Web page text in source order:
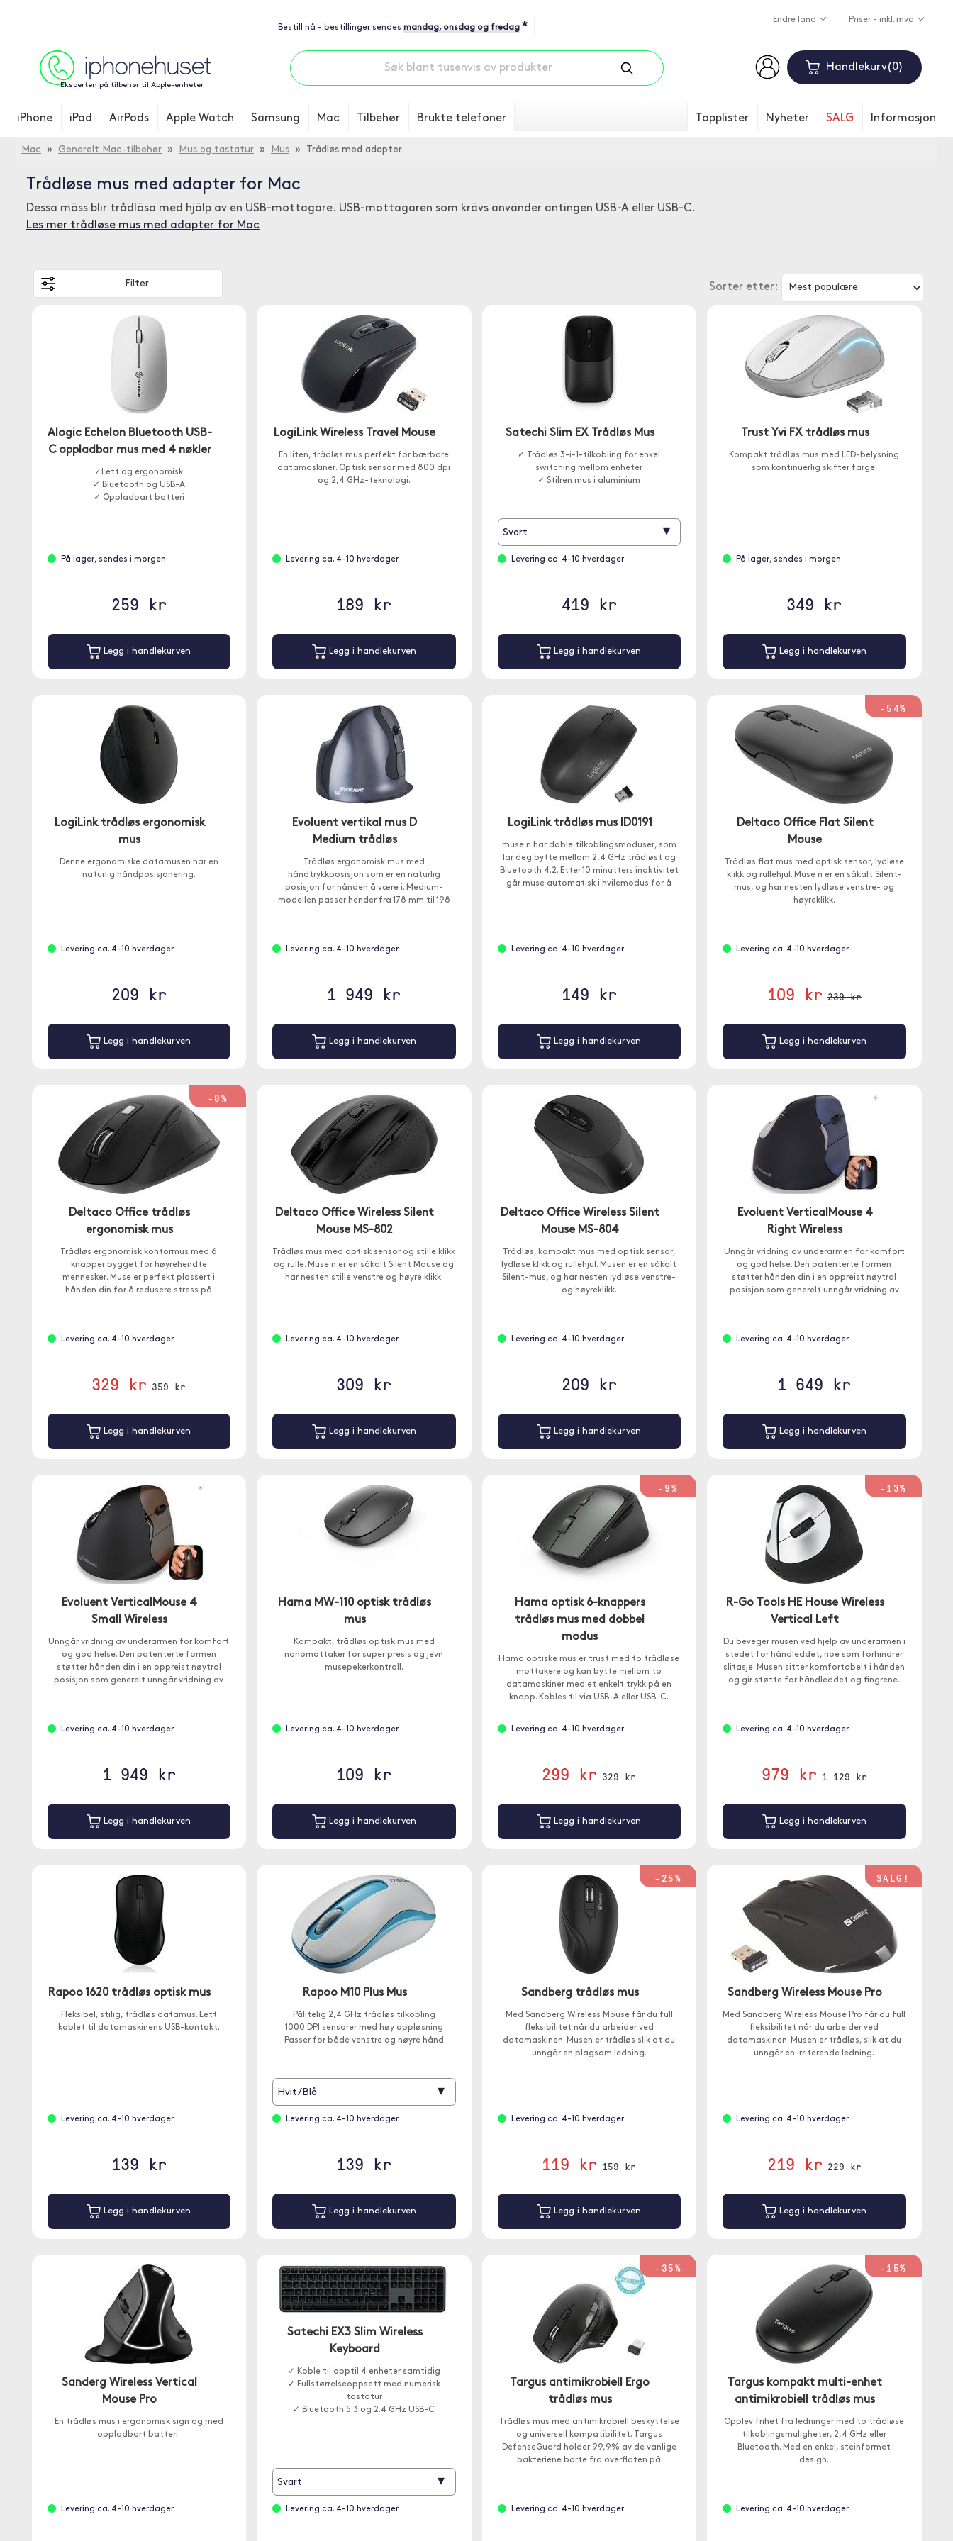
Bestill nå - bestillinger sendes mandag, onsdag og fredag *
Endre land Priser - inkl. mva
Eksperten på tilbehør til Apple-enheter
Handlekurv 0
iPhone iPad AirPods Apple Watch Samsung Mac Tilbehør Brukte telefoner Topplister Nyheter SALG Informasjon
Mac » Generelt Mac-tilbehør » Mus og tastatur » Mus » Trådløs med adapter
Trådløse mus med adapter for Mac
Dessa möss blir trådlösa med hjälp av en USB-mottagare. USB-mottagaren som krävs använder antingen USB-A eller USB-C.
Les mer trådløse mus med adapter for Mac
Sorter etter:
Filter
Alogic Echelon Bluetooth USB-
C oppladbar mus med 4 nøkler
✓Lett og ergonomisk
✓ Bluetooth og USB-A
✓ Oppladbart batteri
På lager, sendes i morgen
259 kr
Legg i handlekurven
LogiLink Wireless Travel Mouse
En liten, trådløs mus perfekt for bærbare
datamaskiner. Optisk sensor med 800 dpi
og 2,4 GHz-teknologi.
Levering ca. 4-10 hverdager
189 kr
Legg i handlekurven
Satechi Slim EX Trådløs Mus
✓ Trådløs 3-i-1-tilkobling for enkel
switching mellom enheter
✓ Stilren mus i aluminium
Svart ▾
Levering ca. 4-10 hverdager
419 kr
Legg i handlekurven
Trust Yvi FX trådløs mus
Kompakt trådløs mus med LED-belysning
som kontinuerlig skifter farge.
På lager, sendes i morgen
349 kr
Legg i handlekurven
LogiLink trådløs ergonomisk
mus
Denne ergonomiske datamusen har en
naturlig håndposisjonering.
Levering ca. 4-10 hverdager
209 kr
Legg i handlekurven
Evoluent vertikal mus D
Medium trådløs
Trådløs ergonomisk mus med
håndtrykkposisjon som er en naturlig
posisjon for hånden å være i. Medium-
modellen passer hender fra 178 mm til 198
Levering ca. 4-10 hverdager
1 949 kr
Legg i handlekurven
LogiLink trådløs mus ID0191
muse n har doble tilkoblingsmoduser, som
lar deg bytte mellom 2,4 GHz trådløst og
Bluetooth 4.2. Etter 10 minutters inaktivitet
går muse automatisk i hvilemodus for å
Levering ca. 4-10 hverdager
149 kr
Legg i handlekurven
-54%
Deltaco Office Flat Silent
Mouse
Trådløs flat mus med optisk sensor, lydløse
klikk og rullehjul. Muse n er en såkalt Silent-
mus, og har nesten lydløse venstre- og
høyreklikk.
Levering ca. 4-10 hverdager
109 kr 239 kr
Legg i handlekurven
-8%
Deltaco Office trådløs
ergonomisk mus
Trådløs ergonomisk kontormus med 6
knapper bygget for høyrehendte
mennesker. Muse er perfekt plassert i
hånden din for å redusere stress på
Levering ca. 4-10 hverdager
329 kr 359 kr
Legg i handlekurven
Deltaco Office Wireless Silent
Mouse MS-802
Trådløs mus med optisk sensor og stille klikk
og rulle. Muse n er en såkalt Silent Mouse og
har nesten stille venstre og høyre klikk.
Levering ca. 4-10 hverdager
309 kr
Legg i handlekurven
Deltaco Office Wireless Silent
Mouse MS-804
Trådløs, kompakt mus med optisk sensor,
lydløse klikk og rullehjul. Musen er en såkalt
Silent-mus, og har nesten lydløse venstre-
og høyreklikk.
Levering ca. 4-10 hverdager
209 kr
Legg i handlekurven
Evoluent VerticalMouse 4
Right Wireless
Unngår vridning av underarmen for komfort
og god helse. Den patenterte formen
støtter hånden din i en oppreist nøytral
posisjon som generelt unngår vridning av
Levering ca. 4-10 hverdager
1 649 kr
Legg i handlekurven
Evoluent VerticalMouse 4
Small Wireless
Unngår vridning av underarmen for komfort
og god helse. Den patenterte formen
støtter hånden din i en oppreist nøytral
posisjon som generelt unngår vridning av
Levering ca. 4-10 hverdager
1 949 kr
Legg i handlekurven
Hama MW-110 optisk trådløs
mus
Kompakt, trådløs optisk mus med
nanomottaker for super presis og jevn
musepekerkontroll.
Levering ca. 4-10 hverdager
109 kr
Legg i handlekurven
-9%
Hama optisk 6-knappers
trådløs mus med dobbel
modus
Hama optiske mus er trust med to trådløse
mottakere og kan bytte mellom to
datamaskiner med et enkelt trykk på en
knapp. Kobles til via USB-A eller USB-C.
Levering ca. 4-10 hverdager
299 kr 329 kr
Legg i handlekurven
-13%
R-Go Tools HE House Wireless
Vertical Left
Du beveger musen ved hjelp av underarmen i
stedet for håndleddet, noe som forhindrer
slitasje. Musen sitter komfortabelt i hånden
og gir støtte for håndleddet og fingrene.
Levering ca. 4-10 hverdager
979 kr 1 129 kr
Legg i handlekurven
Rapoo 1620 trådløs optisk mus
Fleksibel, stilig, trådløs datamus. Lett
koblet til datamaskinens USB-kontakt.
Levering ca. 4-10 hverdager
139 kr
Legg i handlekurven
Rapoo M10 Plus Mus
Pålitelig 2,4 GHz trådløs tilkobling
1000 DPI sensorer med høy oppløsning
Passer for både venstre og høyre hånd
Hvit/Blå ▾
Levering ca. 4-10 hverdager
139 kr
Legg i handlekurven
-25%
Sandberg trådløs mus
Med Sandberg Wireless Mouse får du full
fleksibilitet når du arbeider ved
datamaskinen. Musen er trådløs slik at du
unngår en plagsom ledning.
Levering ca. 4-10 hverdager
119 kr 159 kr
Legg i handlekurven
SALG!
Sandberg Wireless Mouse Pro
Med Sandberg Wireless Mouse Pro får du full
fleksibilitet når du arbeider ved
datamaskinen. Musen er trådløs, slik at du
unngår en irriterende ledning.
Levering ca. 4-10 hverdager
219 kr 229 kr
Legg i handlekurven
Sanderg Wireless Vertical
Mouse Pro
En trådløs mus i ergonomisk sign og med
oppladbart batteri.
Levering ca. 4-10 hverdager
Satechi EX3 Slim Wireless
Keyboard
✓ Koble til opptil 4 enheter samtidig
✓ Fullstørrelseoppsett med numerisk
tastatur
✓ Bluetooth 5.3 og 2.4 GHz USB-C
Svart ▾
Levering ca. 4-10 hverdager
-35%
Targus antimikrobiell Ergo
trådløs mus
Trådløs mus med antimikrobiell beskyttelse
og universell kompatibilitet. Targus
DefenseGuard holder 99,9% av de vanlige
bakteriene borte fra overflaten på
Levering ca. 4-10 hverdager
-15%
Targus kompakt multi-enhet
antimikrobiell trådløs mus
Opplev frihet fra ledninger med to trådløse
tilkoblingsmuligheter, 2,4 GHz eller
Bluetooth. Med en enkel, steinformet
design.
Levering ca. 4-10 hverdager